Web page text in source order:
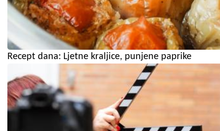
Recept dana: Ljetne kraljice, punjene paprike